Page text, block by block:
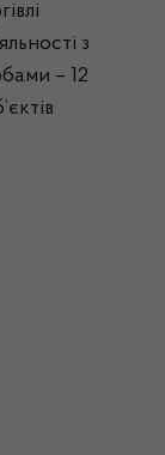
з
– 12